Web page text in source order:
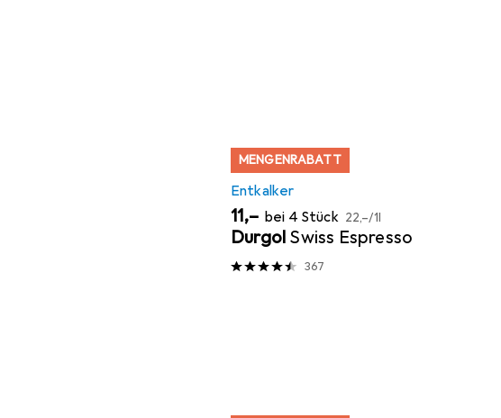
MENGENRABATT
Entkalker
EUR
11,– bei 4 Stück EUR
22,–/1l
Durgol Swiss Espresso
367